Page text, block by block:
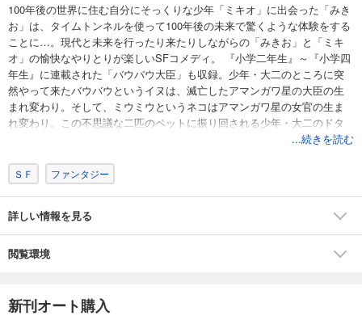
100年後の世界に住む自分にそっくりな少年「ミキオ」に出会った「みき
お」は、タイムトンネルを使って100年後の未来で驚くような体験をする
ことに…。現代と未来を行ったり来たりしながらの「みきお」と「ミキ
オ」の愉快なやりとりが楽しいSFコメディ。 『小学二年生』～『小学四
年生』に連載された「バウバウ大臣」も収録。少年・大二のところに突
然やって来たバウバウというイヌは、滅亡したアマンガワ星の大臣の生
まれ変わり。そして、ミウミウというネコはアマンガワ星の女官の生ま
れ変わり。この不思議な二匹のペットに振り回される少年・大二のドタ
バタSF。そして、大二少年には、意外な秘密が隠されていたのだ…。
...続きを読む
ＳＦ ファンタジー
詳しい情報を見る
閲覧環境
新刊オート購入